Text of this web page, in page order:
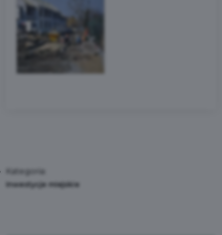
Kategoria:
Inwestycje miejskie